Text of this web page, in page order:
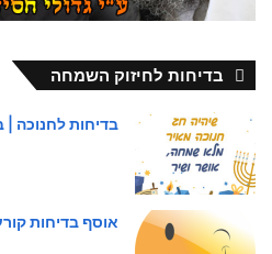
בדיחות לחיזוק השמחה
בדיחות לחנוכה |
אוסף בדיחות